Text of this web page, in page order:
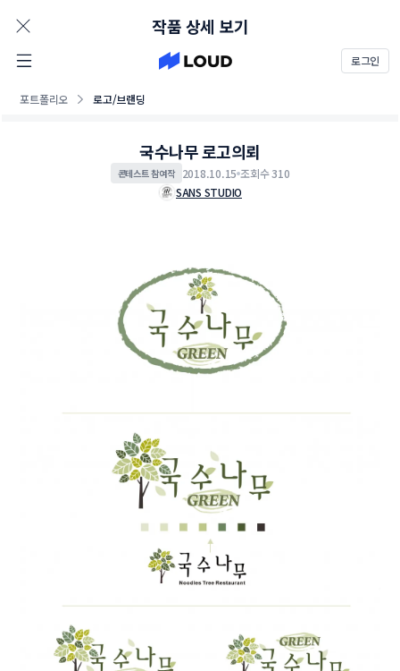
로그인
포트폴리오 로고/브랜딩
작품 상세 보기
국수나무 로고의뢰
콘테스트 참여작 2018.10.15 조회수 310
SANS STUDIO